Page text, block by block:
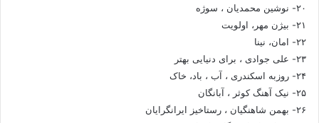
۲۰- نوشین محمدیان ، سوژه
۲۱- بیژن مهر، اولویت
۲۲- امان، نینا
۲۳- علی جوادی ، برای دنیایی بهتر
۲۴- روزبه اسکندری ، آب ، باد، خاک
۲۵- نیک آهنگ کوثر ، آبانگان
۲۶- بهمن شاهنگیان ، رستاخیز ایرانگرایان